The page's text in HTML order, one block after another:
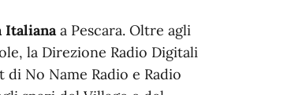
Italianaa Pescara. Oltre agli
la Direzione Radio Digitali
No Name Radio e Radio